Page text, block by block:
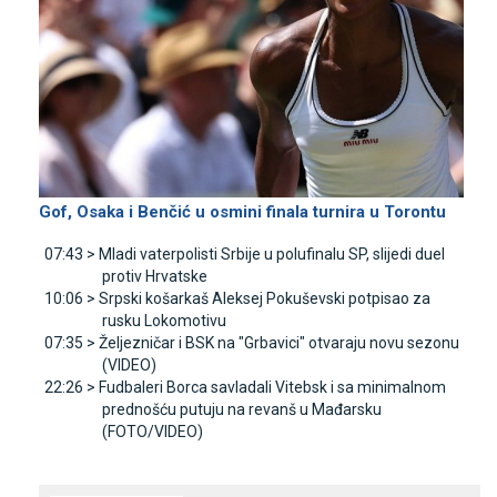
Gof, Osaka i Benčić u osmini finala turnira u Torontu
07:43 > Mladi vaterpolisti Srbije u polufinalu SP, slijedi duel
protiv Hrvatske
10:06 > Srpski košarkaš Aleksej Pokuševski potpisao za
rusku Lokomotivu
07:35 > Željezničar i BSK na "Grbavici" otvaraju novu sezonu
(VIDEO)
22:26 > Fudbaleri Borca savladali Vitebsk i sa minimalnom
prednošću putuju na revanš u Mađarsku
(FOTO/VIDEO)